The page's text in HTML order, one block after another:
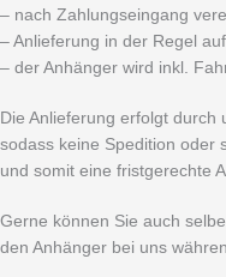
– nach Zahlungseingang
– Anlieferung in der Regel
– der Anhänger wird inkl.
Die Anlieferung erfolgt durch
sodass keine Spedition oder
und somit eine fristgerechte
Gerne können Sie auch
den Anhänger bei uns